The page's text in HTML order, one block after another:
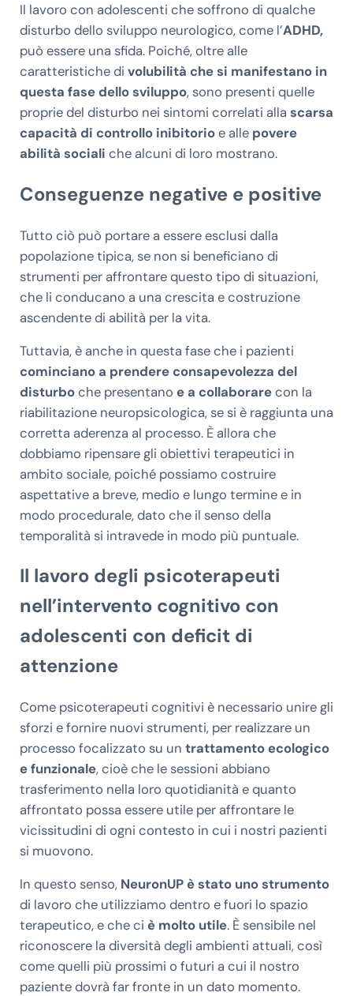
Il lavoro con adolescenti che soffrono di qualche
disturbo dello sviluppo neurologico, come l’ADHD,
può essere una sfida. Poiché, oltre alle
caratteristiche di volubilità che si manifestano in
questa fase dello sviluppo, sono presenti quelle
proprie del disturbo nei sintomi correlati alla scarsa
capacità di controllo inibitorioe alle povere
abilità sociali che alcuni di loro mostrano.
Conseguenze negative e positive
Tutto ciò può portare a essere esclusi dalla
popolazione tipica, se non si beneficiano di
strumenti per affrontare questo tipo di situazioni,
che li conducano a una crescita e costruzione
ascendente di abilità per la vita.
Tuttavia, è anche in questa fase che i pazienti
cominciano a prendere consapevolezza del
disturboche presentano e a collaborarecon la
riabilitazione neuropsicologica, se si è raggiunta una
corretta aderenza al processo. È allora che
dobbiamo ripensare gli obiettivi terapeutici in
ambito sociale, poiché possiamo costruire
aspettative a breve, medio e lungo termine e in
modo procedurale, dato che il senso della
temporalità si intravede in modo più puntuale.
Il lavoro degli psicoterapeuti
nell’intervento cognitivo con
adolescenti con deficit di
attenzione
Come psicoterapeuti cognitivi è necessario unire gli
sforzi e fornire nuovi strumenti, per realizzare un
processo focalizzato su un trattamento ecologico
e funzionale, cioè che le sessioni abbiano
trasferimento nella loro quotidianità e quanto
affrontato possa essere utile per affrontare le
vicissitudini di ogni contesto in cui i nostri pazienti
si muovono.
In questo senso, NeuronUP è stato uno strumento
di lavoro che utilizziamo dentro e fuori lo spazio
terapeutico, e che ci è molto utile. È sensibile nel
riconoscere la diversità degli ambienti attuali, così
come quelli più prossimi o futuri a cui il nostro
paziente dovrà far fronte in un dato momento.